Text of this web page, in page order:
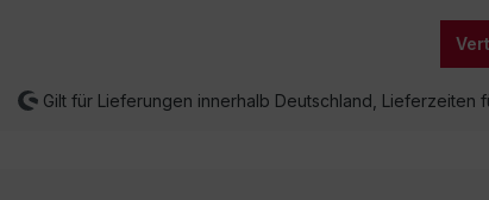
Gilt für Lieferungen innerhalb Deutschland, Lieferzeiten